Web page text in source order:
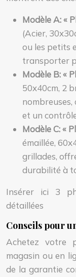
Modèle A: «
(Acier,
ou les petits
transporter
Modèle B: «
50x40cm, 2
et un
Modèle C: «
émaillée,
grillades,
durabilité à
Insérer ici 3
détaillées
Conseils pour
Achetez votre
magasin ou en
de la garantie